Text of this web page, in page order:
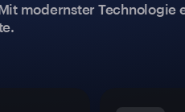
modernster